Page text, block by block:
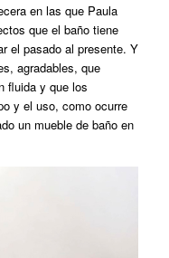
en las que Paula
que el baño tiene
el pasado al presente. Y
agradables, que
fluida y que los
y el uso, como ocurre
un mueble de baño en